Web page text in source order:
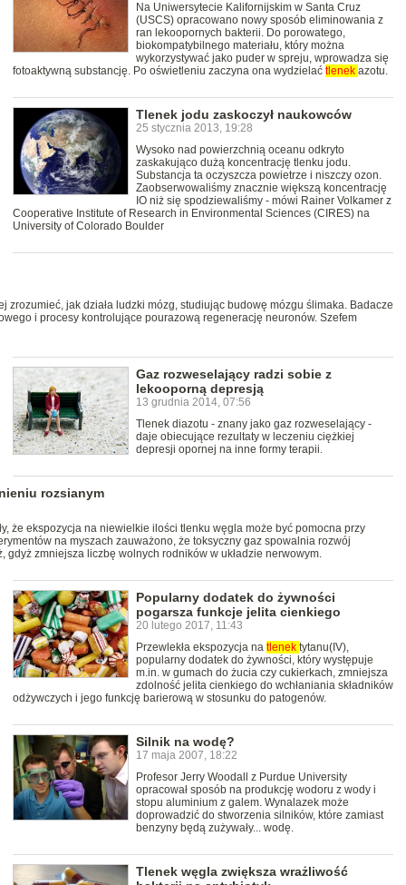
Na Uniwersytecie Kalifornijskim w Santa Cruz
(USCS) opracowano nowy sposób eliminowania z
ran lekoopornych bakterii. Do porowatego,
biokompatybilnego materiału, który można
wykorzystywać jako puder w spreju, wprowadza się
fotoaktywną substancję. Po oświetleniu zaczyna ona wydzielać tlenek azotu.
Tlenek jodu zaskoczył naukowców
25 stycznia 2013, 19:28
Wysoko nad powierzchnią oceanu odkryto
zaskakująco dużą koncentrację tlenku jodu.
Substancja ta oczyszcza powietrze i niszczy ozon.
Zaobserwowaliśmy znacznie większą koncentrację
IO niż się spodziewaliśmy - mówi Rainer Volkamer z
Cooperative Institute of Research in Environmental Sciences (CIRES) na
University of Colorado Boulder
zrozumieć, jak działa ludzki mózg, studiując budowę mózgu ślimaka. Badacze
i procesy kontrolujące pourazową regenerację neuronów. Szefem
Gaz rozweselający radzi sobie z
lekooporną depresją
13 grudnia 2014, 07:56
Tlenek diazotu - znany jako gaz rozweselający -
daje obiecujące rezultaty w leczeniu ciężkiej
depresji opornej na inne formy terapii.
rozsianym
że ekspozycja na niewielkie ilości tlenku węgla może być pomocna przy
na myszach zauważono, że toksyczny gaz spowalnia rozwój
gdyż zmniejsza liczbę wolnych rodników w układzie nerwowym.
Popularny dodatek do żywności
pogarsza funkcje jelita cienkiego
20 lutego 2017, 11:43
Przewlekła ekspozycja na tlenek tytanu(IV),
popularny dodatek do żywności, który występuje
m.in. w gumach do żucia czy cukierkach, zmniejsza
zdolność jelita cienkiego do wchłaniania składników
odżywczych i jego funkcję barierową w stosunku do patogenów.
Silnik na wodę?
17 maja 2007, 18:22
Profesor Jerry Woodall z Purdue University
opracował sposób na produkcję wodoru z wody i
stopu aluminium z galem. Wynalazek może
doprowadzić do stworzenia silników, które zamiast
benzyny będą zużywały... wodę.
Tlenek węgla zwiększa wrażliwość